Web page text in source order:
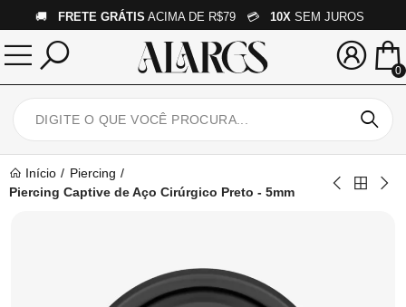
🚚 FRETE GRÁTIS ACIMA DE R$79 💳 10X SEM JUROS
0
Início
Piercing
Piercing Captive de Aço Cirúrgico Preto - 5mm